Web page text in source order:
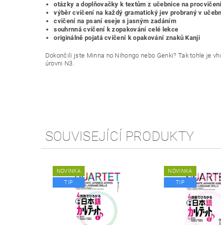
otázky a doplňovačky k textům z učebnice na
výběr cvičení na každý gramatický jev probraný v
cvičení na psaní eseje s jasným zadáním
souhrnná cvičení k zopakování celé lekce
originálně pojatá cvičení k opakování znaků Kanji
Dokončili jste Minna no Nihongo nebo Genki? Tak tohle je
úrovni N3.
SOUVISEJÍCÍ PRODUKTY
NOVINKA
TIP
NOVINKA
TIP